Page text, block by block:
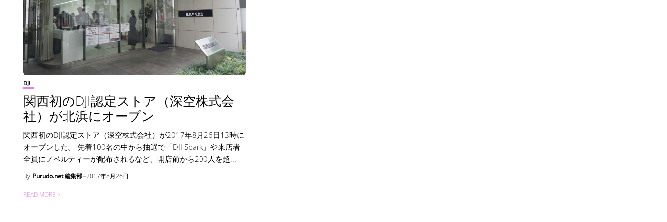
DJI
関西初のDJI認定ストア（深空株式会
社）が北浜にオープン
関西初のDJI認定ストア（深空株式会社）が2017年8月26日13時に
オープンした。 先着100名の中から抽選で「DJI Spark」や来店者
全員にノベルティーが配布されるなど、開店前から200人を超...
By Purudo.net 編集部 2017年8月26日
READ MORE